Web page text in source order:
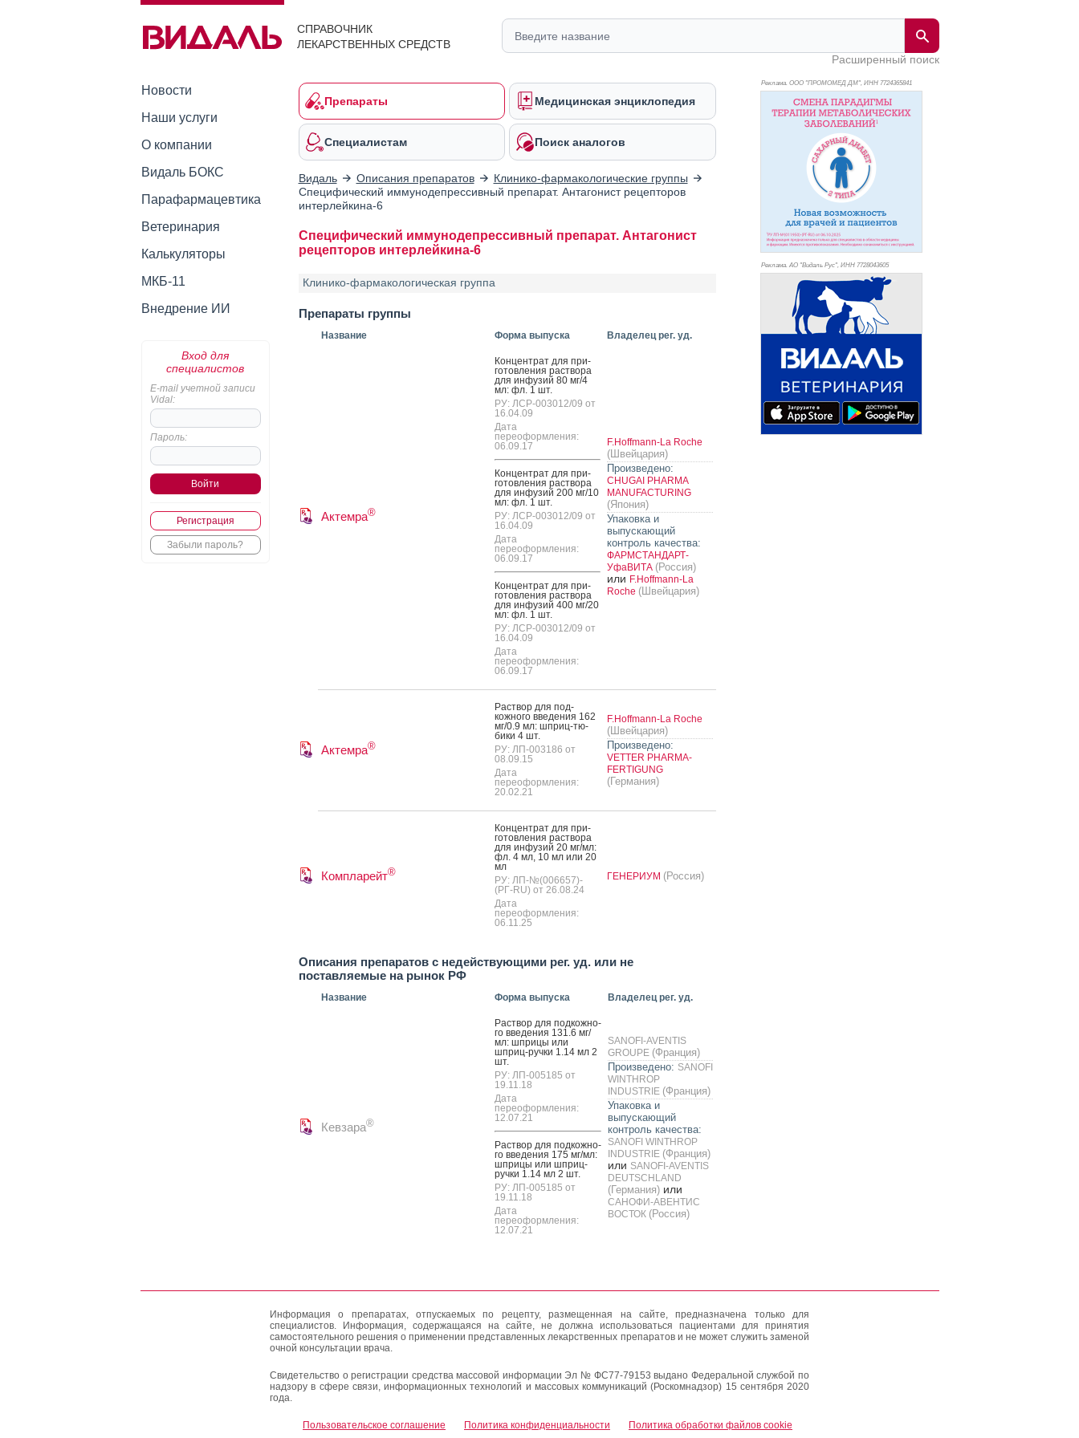
СПРАВОЧНИК
ЛЕКАРСТВЕННЫХ СРЕДСТВ
Расширенный поиск
Новости
Наши услуги
О компании
Видаль БОКС
Парафармацевтика
Ветеринария
Калькуляторы
МКБ-11
Внедрение ИИ
Вход для
специалистов
E-mail учетной записи
Vidal:
Пароль:
Регистрация
Забыли пароль?
Препараты Медицинская энциклопедия
Специалистам Поиск аналогов
Видаль Описания препаратов
Клинико-фармакологические группы
Специфический иммунодепрессивный препарат. Антагонист рецепторов
интерлейкина-6
Специфический иммунодепрессивный препарат. Антагонист
рецепторов интерлейкина-6
Клинико-фармакологическая группа
Препараты группы
Название Форма выпуска Владелец рег. уд.
Актемра®
Кон­цен­трат для при­
готов­ле­ния рас­тво­ра
для ин­фу­зий 80 мг/4
мл: фл. 1 шт.
РУ: ЛСР-003012/09 от
16.04.09
Дата
переоформления:
06.09.17
Кон­цен­трат для при­
готов­ле­ния рас­тво­ра
для ин­фу­зий 200 мг/10
мл: фл. 1 шт.
РУ: ЛСР-003012/09 от
16.04.09
Дата
переоформления:
06.09.17
Кон­цен­трат для при­
готов­ле­ния рас­тво­ра
для ин­фу­зий 400 мг/20
мл: фл. 1 шт.
РУ: ЛСР-003012/09 от
16.04.09
Дата
переоформления:
06.09.17
F.Hoffmann-La Roche
(Швейцария)
Произведено:
CHUGAI PHARMA
MANUFACTURING
(Япония)
Упаковка и
выпускающий
контроль качества:
ФАРМСТАНДАРТ-
УфаВИТА (Россия)
или F.Hoffmann-La
Roche (Швейцария)
Актемра®
Рас­твор для под­
кожно­го вве­дения 162
мг/0.9 мл: шприц-тю­
бики 4 шт.
РУ: ЛП-003186 от
08.09.15
Дата
переоформления:
20.02.21
F.Hoffmann-La Roche
(Швейцария)
Произведено:
VETTER PHARMA-
FERTIGUNG
(Германия)
Компларейт®
Кон­цен­трат для при­
готов­ле­ния рас­тво­ра
для ин­фу­зий 20 мг/мл:
фл. 4 мл, 10 мл или 20
мл
РУ: ЛП-№(006657)-
(РГ-RU) от 26.08.24
Дата
переоформления:
06.11.25
ГЕНЕРИУМ (Россия)
Описания препаратов с недействующими рег. уд. или не
поставляемые на рынок РФ
Название Форма выпуска Владелец рег. уд.
Кевзара®
Рас­твор для под­кожно­
го вве­дения 131.6 мг/
мл: шпри­цы или
шприц-руч­ки 1.14 мл 2
шт.
РУ: ЛП-005185 от
19.11.18
Дата
переоформления:
12.07.21
Рас­твор для под­кожно­
го вве­дения 175 мг/мл:
шпри­цы или шприц-
руч­ки 1.14 мл 2 шт.
РУ: ЛП-005185 от
19.11.18
Дата
переоформления:
12.07.21
SANOFI-AVENTIS
GROUPE (Франция)
Произведено: SANOFI
WINTHROP
INDUSTRIE (Франция)
Упаковка и
выпускающий
контроль качества:
SANOFI WINTHROP
INDUSTRIE (Франция)
или SANOFI-AVENTIS
DEUTSCHLAND
(Германия)или
САНОФИ-АВЕНТИС
ВОСТОК (Россия)
Реклама. ООО "ПРОМОМЕД ДМ", ИНН 7724365841
Реклама. АО "Видаль Рус", ИНН 7728043605
Информация о препаратах, отпускаемых по рецепту, размещенная на сайте, предназначена только для
специалистов. Информация, содержащаяся на сайте, не должна использоваться пациентами для принятия
самостоятельного решения о применении представленных лекарственных препаратов и не может служить заменой
очной консультации врача.
Свидетельство о регистрации средства массовой информации Эл № ФС77-79153 выдано Федеральной службой по
надзору в сфере связи, информационных технологий и массовых коммуникаций (Роскомнадзор) 15 сентября 2020
года.
Пользовательское соглашение Политика конфиденциальности Политика обработки файлов cookie